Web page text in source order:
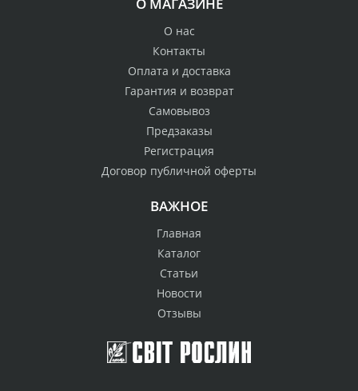
О МАГАЗИНЕ
О нас
Контакты
Оплата и доставка
Гарантия и возврат
Самовывоз
Предзаказы
Регистрация
Договор публичной оферты
ВАЖНОЕ
Главная
Каталог
Статьи
Новости
Отзывы